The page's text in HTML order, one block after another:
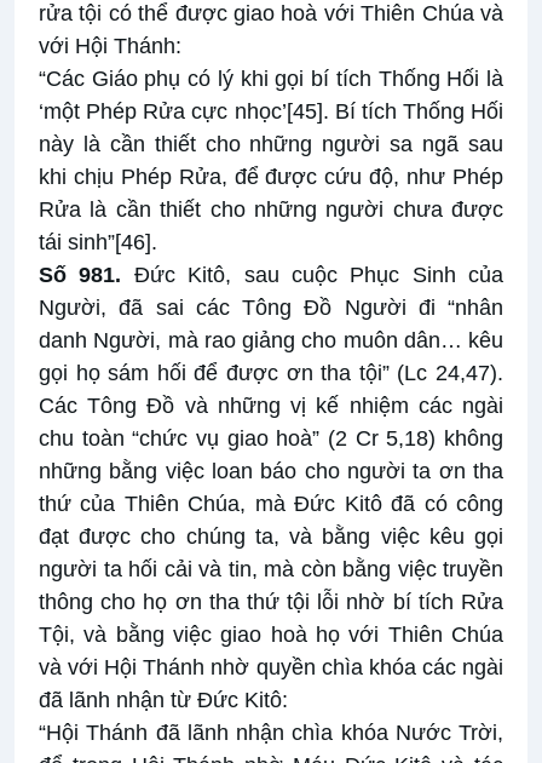
rửa tội có thể được giao hoà với Thiên Chúa và
với Hội Thánh:
“Các Giáo phụ có lý khi gọi bí tích Thống Hối là
‘một Phép Rửa cực nhọc’[45]. Bí tích Thống Hối
này là cần thiết cho những người sa ngã sau
khi chịu Phép Rửa, để được cứu độ, như Phép
Rửa là cần thiết cho những người chưa được
tái sinh”[46].
Số 981. Đức Kitô, sau cuộc Phục Sinh của
Người, đã sai các Tông Đồ Người đi “nhân
danh Người, mà rao giảng cho muôn dân… kêu
gọi họ sám hối để được ơn tha tội” (Lc 24,47).
Các Tông Đồ và những vị kế nhiệm các ngài
chu toàn “chức vụ giao hoà” (2 Cr 5,18) không
những bằng việc loan báo cho người ta ơn tha
thứ của Thiên Chúa, mà Đức Kitô đã có công
đạt được cho chúng ta, và bằng việc kêu gọi
người ta hối cải và tin, mà còn bằng việc truyền
thông cho họ ơn tha thứ tội lỗi nhờ bí tích Rửa
Tội, và bằng việc giao hoà họ với Thiên Chúa
và với Hội Thánh nhờ quyền chìa khóa các ngài
đã lãnh nhận từ Đức Kitô:
“Hội Thánh đã lãnh nhận chìa khóa Nước Trời,